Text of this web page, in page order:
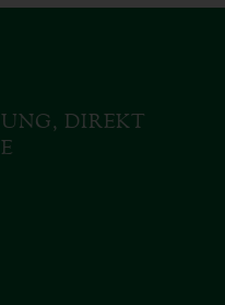
DIREKT